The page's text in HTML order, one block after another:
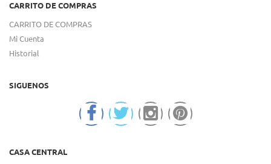
CARRITO DE COMPRAS
CARRITO DE COMPRAS
Mi Cuenta
Historial
SIGUENOS
CASA CENTRAL